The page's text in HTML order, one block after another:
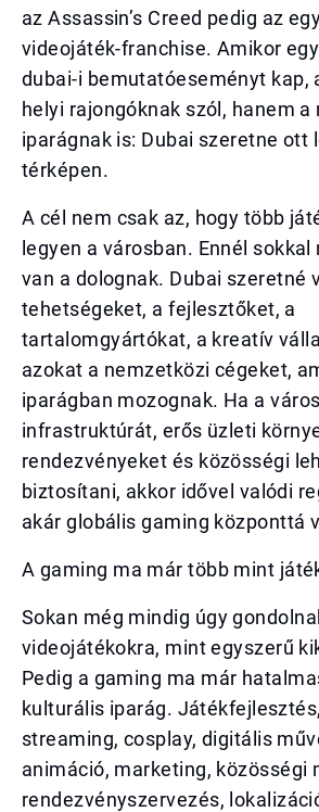
az Assassin’s Creed pedig az
videojáték-franchise. Amikor
dubai-i bemutatóeseményt kap,
helyi rajongóknak szól, hanem a
iparágnak is: Dubai szeretne ott
térképen.
A cél nem csak az, hogy több
legyen a városban. Ennél
van a dolognak. Dubai szeretné
tehetségeket, a fejlesztőket, a
tartalomgyártókat, a kreatív
azokat a nemzetközi cégeket,
iparágban mozognak. Ha a
infrastruktúrát, erős üzleti
rendezvényeket és közösségi
biztosítani, akkor idővel valódi
akár globális gaming központtá
A gaming ma már több mint
Sokan még mindig úgy
videojátékokra, mint egyszerű
Pedig a gaming ma már
kulturális iparág.
streaming, cosplay, digitális
animáció, marketing, közösségi
rendezvényszervezés,